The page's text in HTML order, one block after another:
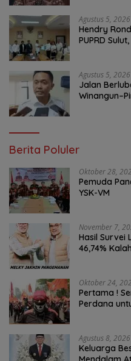
Agustus 5, 2026
Hendry
PUPRD
Agustus 5, 2026
Jalan
Berita Poluler
Oktober 28,
Pemuda
YSK-VM
November 7,
Hasil Survei
46,74%
Oktober 24,
Pertama !
Perdana
Agustus 8, 2026
Keluarga